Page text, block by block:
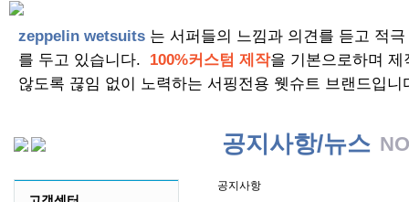
zeppelin wetsuits 는 서퍼들의 느낌과 의견를 듣고 적
를 두고 있습니다. 100%커스텀 제작을 기본으로하며
않도록 끊임 없이 노력하는 서핑전용 웻슈트 브랜드입니
공지사항/뉴스
공지사항